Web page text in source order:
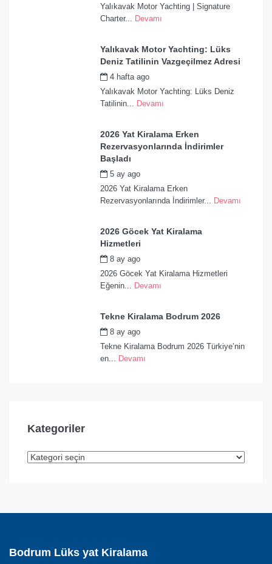
Yalıkavak Motor Yachting | Signature
Charter...
Devamı
Yalıkavak Motor Yachting: Lüks
Deniz Tatilinin Vazgeçilmez Adresi
4 hafta ago
Yalıkavak Motor Yachting: Lüks Deniz
Tatilinin...
Devamı
2026 Yat Kiralama Erken
Rezervasyonlarında İndirimler
Başladı
5 ay ago
2026 Yat Kiralama Erken
Rezervasyonlarında İndirimler...
Devamı
2026 Göcek Yat Kiralama
Hizmetleri
8 ay ago
2026 Göcek Yat Kiralama Hizmetleri
Eğenin...
Devamı
Tekne Kiralama Bodrum 2026
8 ay ago
Tekne Kiralama Bodrum 2026 Türkiye’nin
en...
Devamı
Kategoriler
Bodrum Lüks yat Kiralama